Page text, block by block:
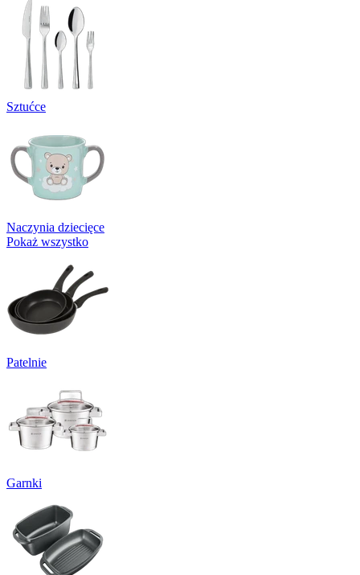
Sztućce
Naczynia dziecięce
Pokaż wszystko
Patelnie
Garnki